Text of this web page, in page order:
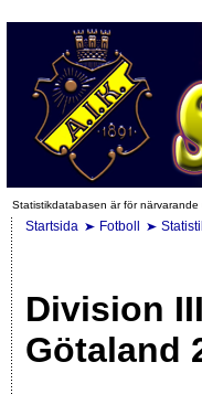
Statistikdatabasen är för
Startsida Fotboll
Division
Götaland